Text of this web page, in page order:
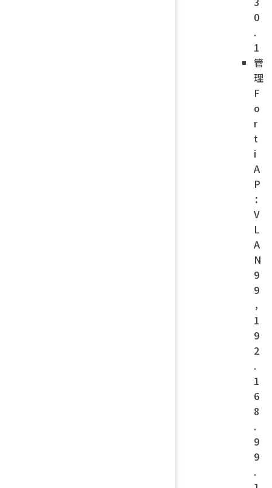
0
.
1
管
理
F
o
r
t
i
A
P
：
V
L
A
N
9
9
，
1
9
2
.
1
6
8
.
9
9
.